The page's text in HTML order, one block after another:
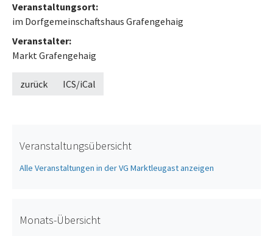
Veranstaltungsort:
im Dorfgemeinschaftshaus Grafengehaig
Veranstalter:
Markt Grafengehaig
zurück ICS/iCal
Veranstaltungsübersicht
Alle Veranstaltungen in der VG Marktleugast anzeigen
Monats-Übersicht